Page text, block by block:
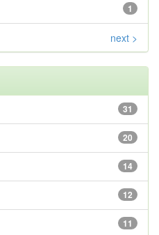
1
next >
31
20
14
12
11